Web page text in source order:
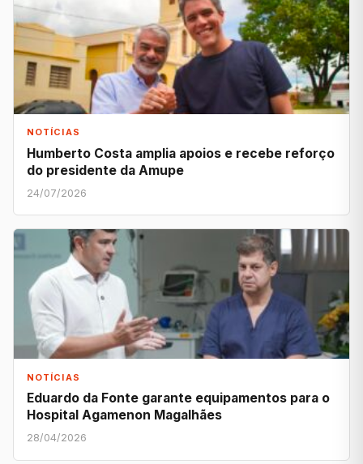
NOTÍCIAS
Humberto Costa amplia apoios e recebe reforço
do presidente da Amupe
24/07/2026
NOTÍCIAS
Eduardo da Fonte garante equipamentos para o
Hospital Agamenon Magalhães
28/04/2026